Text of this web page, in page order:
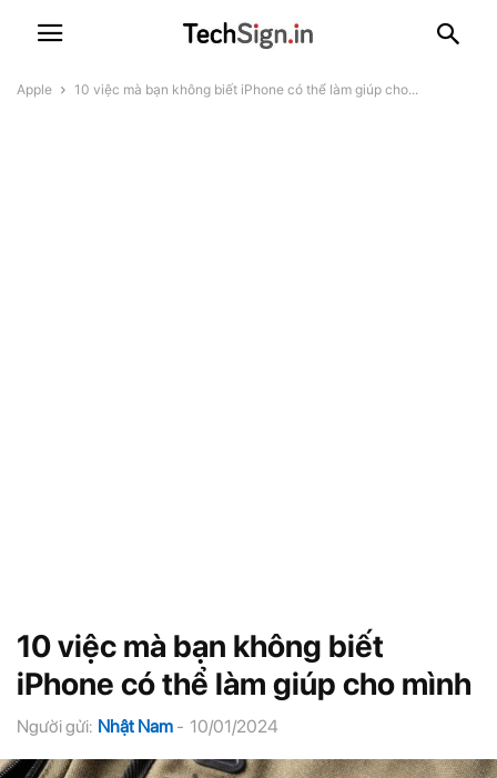
Apple 10 việc mà bạn không biết iPhone có thể làm giúp cho...
10 việc mà bạn không biết
iPhone có thể làm giúp cho mình
Người gửi: Nhật Nam - 10/01/2024